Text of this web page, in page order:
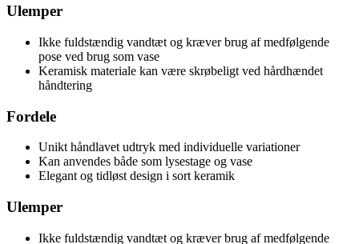
Ulemper
Ikke fuldstændig vandtæt og kræver brug af medfølgende
pose ved brug som vase
Keramisk materiale kan være skrøbeligt ved hårdhændet
håndtering
Fordele
Unikt håndlavet udtryk med individuelle variationer
Kan anvendes både som lysestage og vase
Elegant og tidløst design i sort keramik
Ulemper
Ikke fuldstændig vandtæt og kræver brug af medfølgende